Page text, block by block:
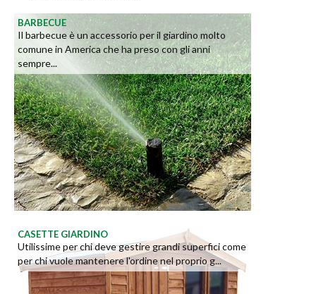
BARBECUE
Il barbecue è un accessorio per il giardino molto
comune in America che ha preso con gli anni
sempre...
CASETTE GIARDINO
Utilissime per chi deve gestire grandi superfici come
per chi vuole mantenere l'ordine nel proprio g...